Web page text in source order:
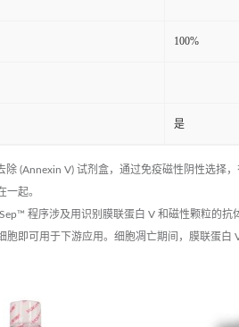
100%
是
除 (Annexin V) 试剂盒，通过免疫磁性阴性选择
一起。
程序涉及用识别膜联蛋白 V 和磁性颗粒的
胞即可用于下游应用。细胞凋亡期间，膜联蛋白